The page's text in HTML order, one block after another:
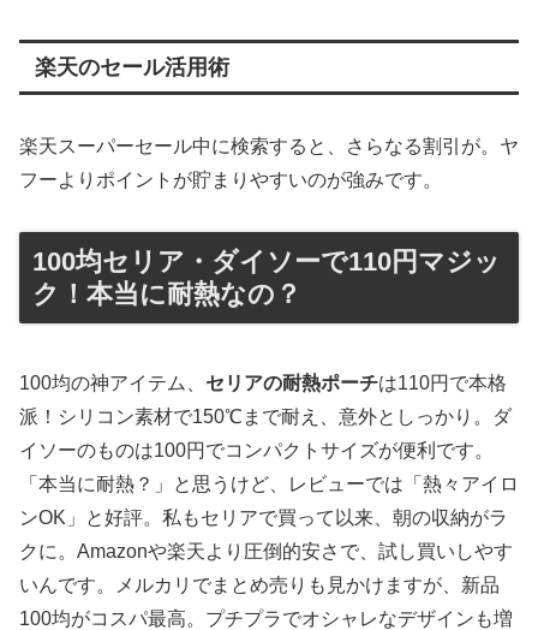
楽天のセール活用術
楽天スーパーセール中に検索すると、さらなる割引が。ヤ
フーよりポイントが貯まりやすいのが強みです。
100均セリア・ダイソーで110円マジッ
ク！本当に耐熱なの？
100均の神アイテム、 セリアの耐熱ポーチは110円で本格
派！シリコン素材で150℃まで耐え、意外としっかり。ダ
イソーのものは100円でコンパクトサイズが便利です。
「本当に耐熱？」と思うけど、レビューでは「熱々アイロ
ンOK」と好評。私もセリアで買って以来、朝の収納がラ
クに。Amazonや楽天より圧倒的安さで、試し買いしやす
いんです。メルカリでまとめ売りも見かけますが、新品
100均がコスパ最高。プチプラでオシャレなデザインも増